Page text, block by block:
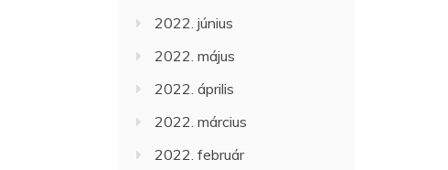
2022. június
2022. május
2022. április
2022. március
2022. február